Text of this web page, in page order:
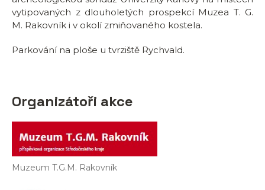
vytipovaných z dlouholetých prospekcí Muzea T. G.
M. Rakovník i v okolí zmiňovaného kostela.
Parkování na ploše u tvrziště Rychvald.
Organizátoři akce
Muzeum T.G.M. Rakovník